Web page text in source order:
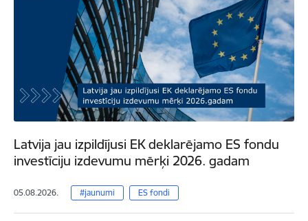
Latvija jau izpildījusi EK deklarējamo ES fondu
investīciju izdevumu mērķi 2026. gadam
05.08.2026. #jaunumi ES fondi